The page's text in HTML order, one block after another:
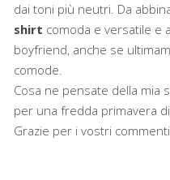
dai toni più neutri. Da
shirt comoda e versatile e
boyfriend, anche se
comode.
Cosa ne pensate della mia
per una fredda primavera di
Grazie per i vostri